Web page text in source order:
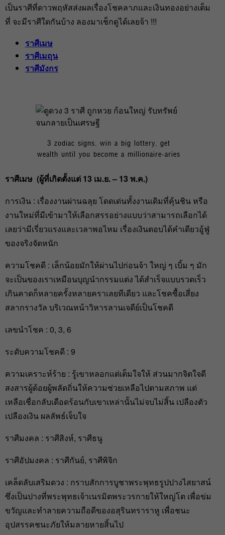
เป็นราศีที่ดาวพฤหัสส่งผลเรื่องโชคลาภและเงินทองอย่างเต็ม
ที่ จะมีราศีใดกันบ้าง ลองมาเช็กดูได้เลยจ้า !!!
ราศีเมษ
ราศีเมถุน
ราศีมังกร
3 zodiac signs, win a big lottery, get
wealth until you become a millionaire-aries
ราศีเมษ (ผู้ที่เกิดตั้งแต่ 13 เม.ย. – 13 พ.ค.)
การเงิน : เรื่องงานผ่านฉลุย โดดเด่นทั้งงานเดิมที่คุ้นชิน หรือ
งานใหม่ที่มีเข้ามาให้เลือกสรรอย่างแบบว่าสามารถเลือกได้
เลยว่ามีเรี่ยวแรงและเวลาพอไหม เรื่องเงินตอบได้คำเดียวอู้ฟู่
ของจริงจัดหนัก
ความโชคดี : เล็กน้อยมักให้ผ่านไปก่อนจ้า ใหญ่ ๆ เบิ้ม ๆ มัก
จะเป็นของเราเหมือนบุญนำกรรมแต่ง ได้สำเร็จแบบรวดเร็ว
เกินคาดก็หลายครั้งหลายคราเลยทีเดียว และโชคซื้อเสี่ยง
สลากรางวัล บริเวณหน้าวิหารลานเจดีย์เป็นโชคดี
เลขนำโชค : 0, 3, 6
ระดับความโชคดี : 9
ความเคราะห์ร้าย : รู้เขาหลอกแต่เต็มใจให้ ส่วนมากจิตใจดี
สงสารผู้ด้อยผู้พลัดถิ่นให้ความช่วยเหลือไปตามสภาพ แต่
เหลือเชื่อกลับเดือดร้อนกับเขาเหล่านั้นไม่จบไม่สิ้น เปลืองตัว
เปลืองเงิน ผลลัพธ์เจ็บใจ
ราศีมงคล : ราศีสิงห์, ราศีธนู
ราศีอัปมงคล : ราศีกันย์, ราศีพิจิก
เคล็ดลับเสริมดวง : กราบสักการบูชาพระพุทธรูปปางไสยาสน์
ซึ่งเป็นปางที่พระพุทธเจ้าเนรมิตพระวรกายให้ใหญ่โต เพื่อข่ม
ขวัญและทำลายความถือดีของอสุรินทราราหู เพื่อชนะ
อุปสรรคชนะภัยให้มลายหายสิ้นไป